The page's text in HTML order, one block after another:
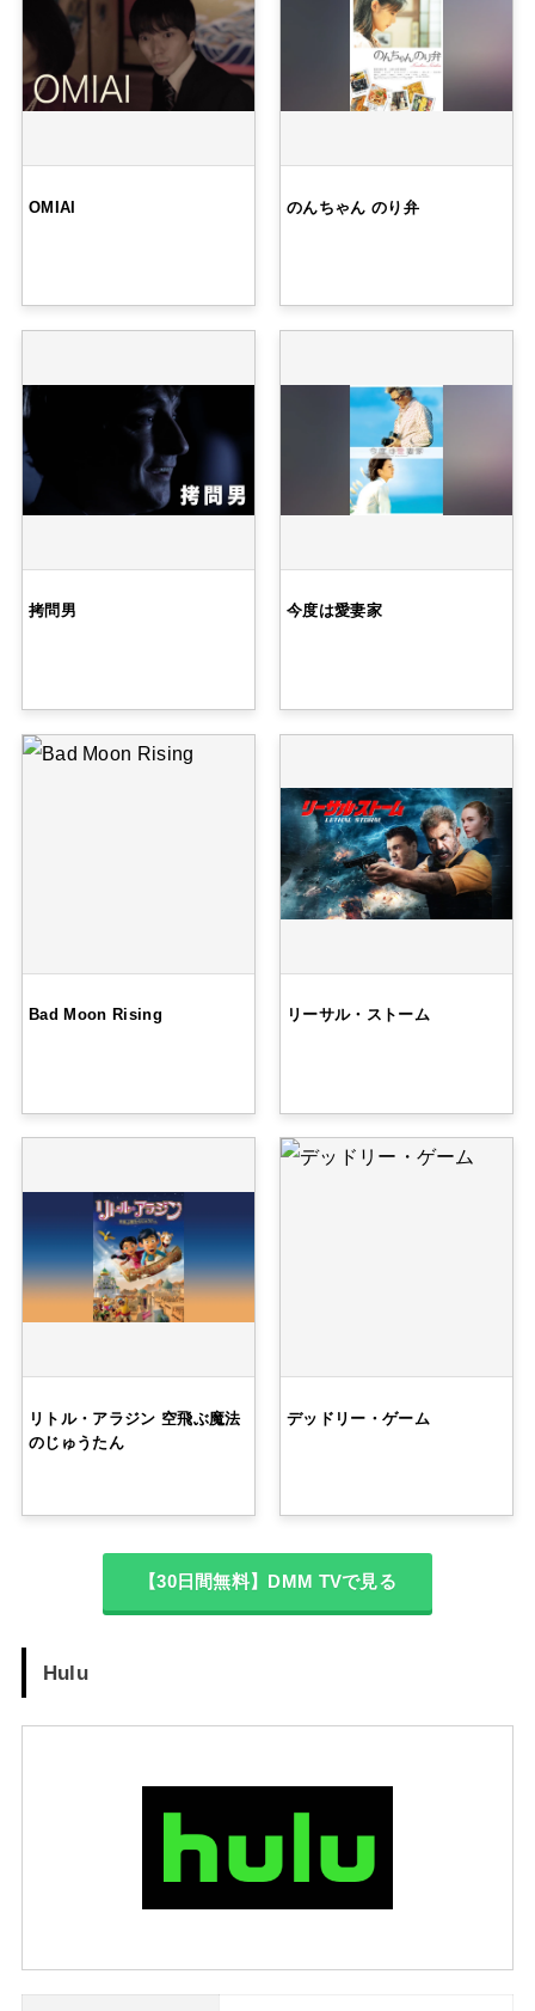
OMIAI のんちゃん のり弁
拷問男 今度は愛妻家
Bad Moon Rising リーサル・ストーム
リトル・アラジン 空飛ぶ魔法
のじゅうたん
デッドリー・ゲーム
【30日間無料】DMM TVで見る
Hulu